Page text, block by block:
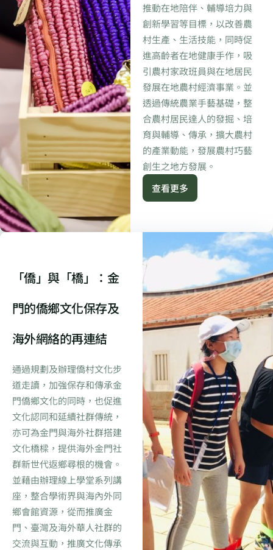
推動在地陪伴、輔導培力與
創新學習等目標，以改善農
村生產、生活技能，同時促
進高齡者在地健康手作，吸
引農村家政班員與在地居民
發展在地農村經濟事業。並
透過傳統農業手藝基礎，整
合農村居民達人的發掘、培
育與輔導、傳承，擴大農村
的產業動能，發展農村巧藝
創生之地方發展。
查看更多
「僑」與「橋」：金
門的僑鄉文化保存及
海外網絡的再連結
通過規劃及辦理僑村文化步
道走讀，加強保存和傳承金
門僑鄉文化的同時，也促進
文化認同和延續社群傳統，
亦可為金門與海外社群搭建
文化橋樑，提供海外金門社
群新世代返鄉尋根的機會。
並藉由辦理線上學堂系列講
座，整合學術界與海內外同
鄉會館資源，從而推廣金
門、臺灣及海外華人社群的
交流與互動，推廣文化傳承